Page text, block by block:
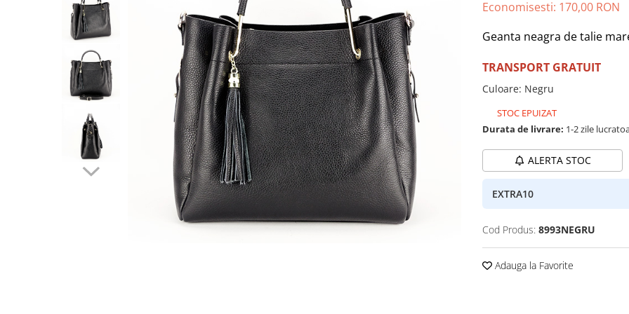
Incaltamine primavara-vara piele
Imbracaminte
Camasi si topuri
Blugi si pantaloni
Pulovere si cardigane
Incaltaminte toamna-iarna piele
Economisesti: 170,00 RON
Geanta neagra de talie
TRANSPORT GRATUIT
Culoare: Negru
STOC EPUIZAT
Durata de livrare: 1-2 zile
ALERTA STOC
EXTRA10
Cod Produs: 8993NEGRU
Adauga la Favorite